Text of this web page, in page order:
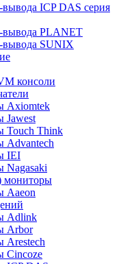
ICP DAS серия
вывода PLANET
вывода SUNIX
консоли
Axiomtek
Touch Think
IEI
мониторы
Aaeon
Adlink
Arbor
Cincoze